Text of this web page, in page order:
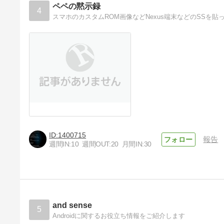
4 ペペの黙示録
スマホのカスタムROM画像などNexus端末などのSSを貼
1400715
週間IN:10 週間OUT:20 月間IN:30
報告
5 and sense
Androidに関するお役立ち情報をご紹介します